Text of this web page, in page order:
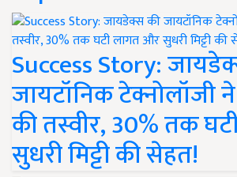
Success Story:
जायटॉनिक टेक्नोलॉजी
की तस्वीर, 30% तक
सुधरी मिट्टी की सेहत!